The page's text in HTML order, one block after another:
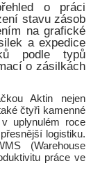
o práci
stavu zásob
na grafické
a expedice
podle typů
o zásilkách
Aktin nejen
čtyři kamenné
uplynulém roce
logistiku.
(Warehouse
práce ve